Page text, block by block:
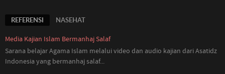
REFERENSI NASEHAT
Media Kajian Islam Bermanhaj Salaf
Sarana belajar Agama Islam melalui video dan audio kajian dari Asatidz
Indonesia yang bermanhaj salaf...